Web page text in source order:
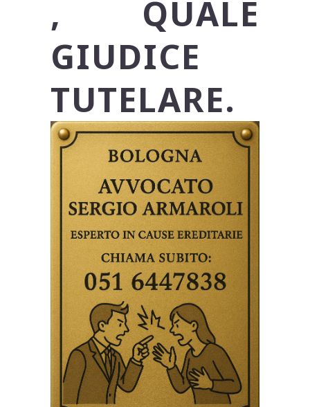
, QUALE
GIUDICE
TUTELARE.